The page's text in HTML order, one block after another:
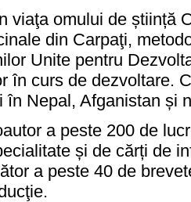
viaţa omului de știință
din Carpaţi,
Unite pentru
în curs de dezvoltare.
în Nepal, Afganistan și
a peste 200 de
și de cărți de
a peste 40 de